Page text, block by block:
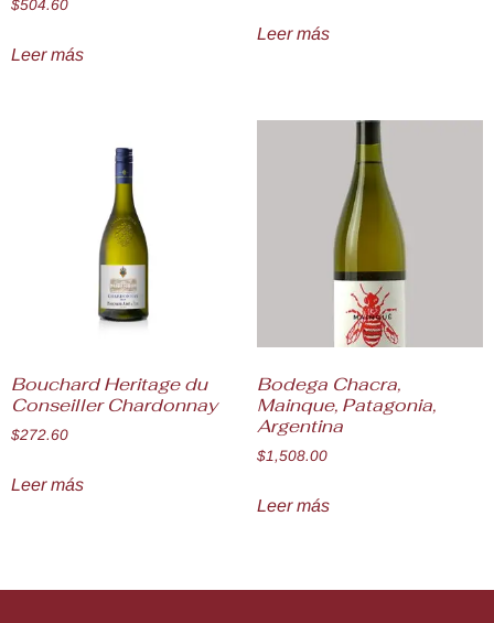
$504.60
Leer más
Leer más
Bouchard Heritage du
Conseiller Chardonnay
$272.60
Leer más
Bodega Chacra,
Mainque, Patagonia,
Argentina
$1,508.00
Leer más